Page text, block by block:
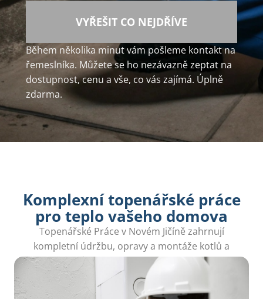
VYŘEŠIT CO NEJDŘÍVE
Během několika minut vám pošleme kontakt na
řemeslníka. Můžete se ho nezávazně zeptat na
dostupnost, cenu a vše, co vás zajímá. Úplně
zdarma.
Komplexní topenářské práce
pro teplo vašeho domova
Topenářské Práce v Novém Jičíně zahrnují
kompletní údržbu, opravy a montáže kotlů a
radiátorů, abyste měli teplo po celý rok.